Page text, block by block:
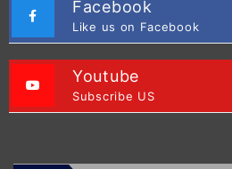
Facebook
Like us on Facebook
Youtube
Subscribe US